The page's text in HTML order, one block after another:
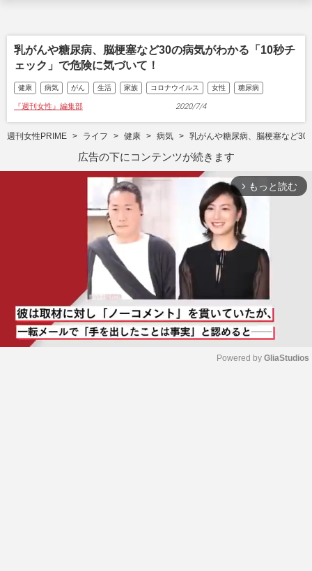
乳がんや糖尿病、脳梗塞など30の病気がわかる「10秒チ
ェック」で危険に気づいて！
健康 病気 がん 生活 家族 コロナウイルス 女性 糖尿病
『週刊女性』編集部 2020/7/4
週刊女性PRIME ライフ 健康 病気 乳がんや糖尿病、脳梗塞など30
広告の下にコンテンツが続きます
arrow_forward_ios もっと読む
Powered by GliaStudios